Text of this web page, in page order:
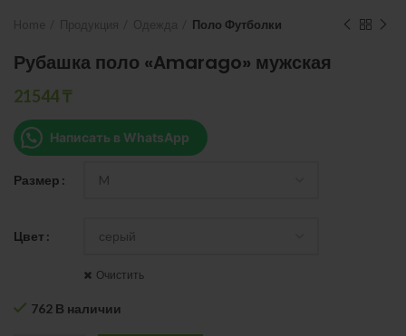
Поло Футболки
Рубашка поло «Amarago» мужская
21544₸
Написать в WhatsApp
Размер
Цвет
Очистить
762 В наличии